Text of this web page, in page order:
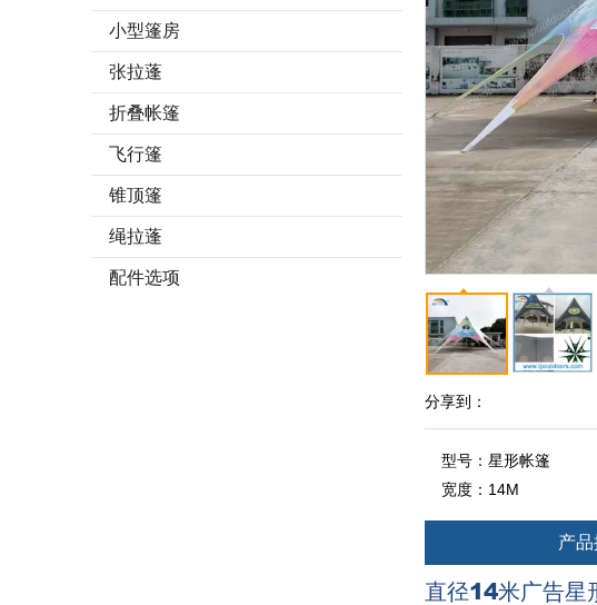
小型篷房
张拉蓬
折叠帐篷
飞行篷
锥顶篷
绳拉蓬
配件选项
分享到：
型号： 星形帐篷
宽度： 14M
产
直径14米广告星